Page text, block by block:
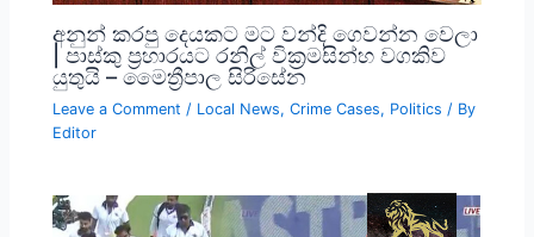
අනුන් කරපු දෙයකට මට වන්දි ගෙවන්න වෙලා
| පාස්කු ප්‍රහාරයට රනිල් වික්‍රමසින්හ වගකිව
යුතුයි – මෛත්‍රීපාල සිරිසේන
Leave a Comment / Local News,Crime Cases, Politics / By
Editor